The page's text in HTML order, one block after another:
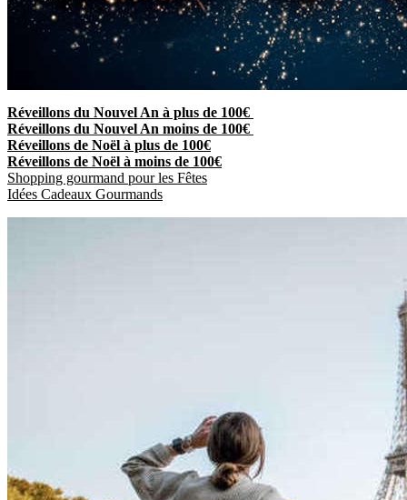
Réveillons du Nouvel An à plus de 100€
Réveillons du Nouvel An moins de 100€
Réveillons de Noël à plus de 100€
Réveillons de Noël à moins de 100€
Shopping gourmand pour les Fêtes
Idées Cadeaux Gourmands